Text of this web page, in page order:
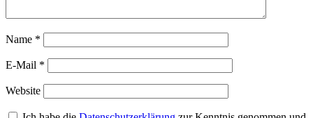
Name *
E-Mail *
Website